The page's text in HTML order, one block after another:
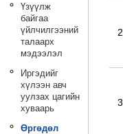
Үзүүлж
байгаа
үйлчилгээний
талаарх
мэдээлэл
Иргэдийг
хүлээн авч
уулзах цагийн
хуваарь
Өргөдөл
2
3